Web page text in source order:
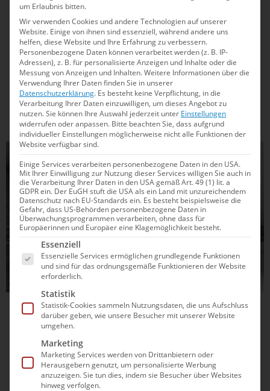
26.09.2025 19:32
WM-Stars starten in Wuppertal und Berlin in
die neue Saison
Internationale Freiwasser-Action in Kroatien, spannende
Kurzbahn-Duelle in Berlin und Wuppertal: Was deutsche
Schwimmstars wie Celine Rieder, Angelina Köhler oder Jan
Malte Gräfe an diesem Wochenende erwartet, macht Lust
auf einen Blick in die neue Saison.
FREIWASSERSCHWIMMEN
01.05.2026 15:28
Lea Boy schiebt sich im Weltcup auf Rang
drei vor
Freiwasserschwimmerin aus Würzburg verpasst auf
Sardinien einen Podestplatz nur ganz knapp. Auch Oliver
um Erlaubnis bitten.
Wir verwenden Cookies und andere Technologien auf unserer
Website. Einige von ihnen sind essenziell, während andere uns
helfen, diese Website und Ihre Erfahrung zu verbessern.
Personenbezogene Daten können verarbeitet werden (z. B. IP-
Adressen), z. B. für personalisierte Anzeigen und Inhalte oder die
Messung von Anzeigen und Inhalten.Weitere Informationen über die
Verwendung Ihrer Daten finden Sie in unserer
Datenschutzerklärung. Es besteht keine Verpflichtung, in die
Verarbeitung Ihrer Daten einzuwilligen, um dieses Angebot zu
nutzen.Sie können Ihre Auswahl jederzeit unter Einstellungen
widerrufen oder anpassen. Bitte beachten Sie, dass aufgrund
individueller Einstellungen möglicherweise nicht alle Funktionen der
Website verfügbar sind.
Einige Services verarbeiten personenbezogene Daten in den USA.
Mit Ihrer Einwilligung zur Nutzung dieser Services willigen Sie auch in
die Verarbeitung Ihrer Daten in den USA gemäß Art. 49 (1) lit. a
GDPR ein. Der EuGH stuft die USA als ein Land mit unzureichendem
Datenschutz nach EU-Standards ein. Es besteht beispielsweise die
Gefahr, dass US-Behörden personenbezogene Daten in
Überwachungsprogrammen verarbeiten, ohne dass für
Europäerinnen und Europäer eine Klagemöglichkeit besteht.
Es folgt eine Liste der Service-Gruppen, für die
Essenziell
Essenzielle Services ermöglichen grundlegende Funktionen
und sind für das ordnungsgemäße Funktionieren der Website
erforderlich.
Statistik
Statistik-Cookies sammeln Nutzungsdaten, die uns Aufschluss
darüber geben, wie unsere Besucher mit unserer Website
umgehen.
Marketing
Marketing Services werden von Drittanbietern oder
Herausgebern genutzt, um personalisierte Werbung
anzuzeigen. Sie tun dies, indem sie Besucher über Websites
hinweg verfolgen.